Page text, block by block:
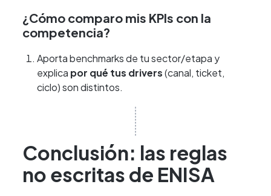
¿Cómo comparo mis KPIs con la
competencia?
Aporta benchmarks de tu sector/etapa y
explica por qué tus drivers(canal, ticket,
ciclo) son distintos.
Conclusión: las reglas
no escritas de ENISA